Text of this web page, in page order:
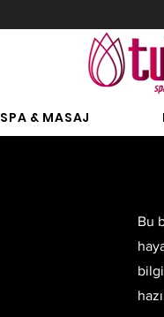
SPA & MASAJ
Bu